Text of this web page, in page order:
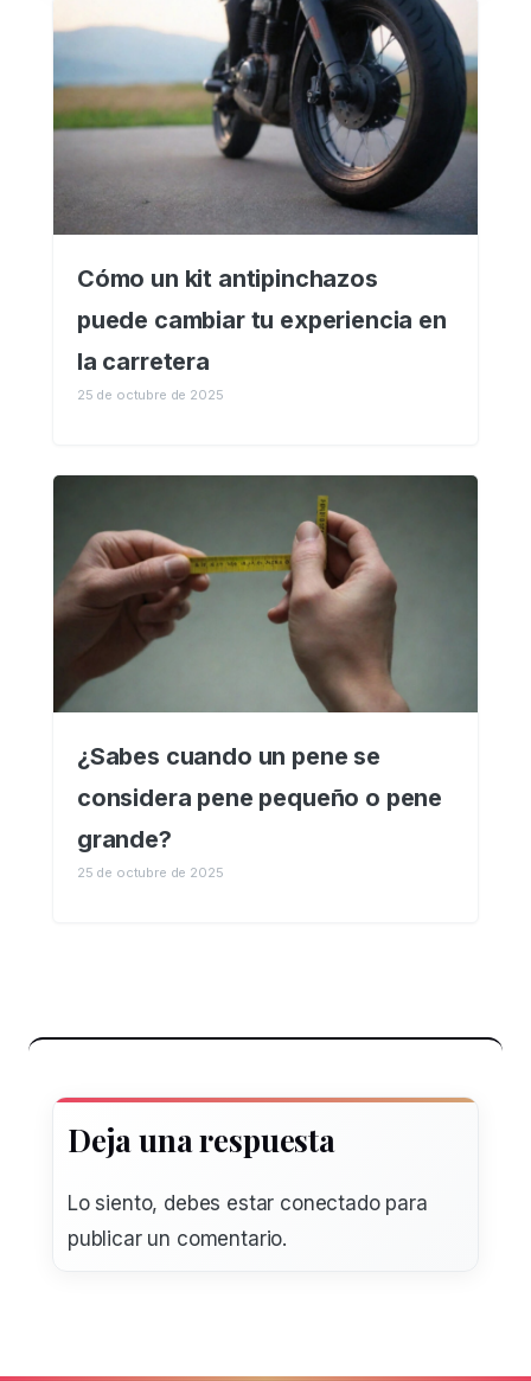
Cómo un kit antipinchazos
puede cambiar tu experiencia en
la carretera
25 de octubre de 2025
¿Sabes cuando un pene se
considera pene pequeño o pene
grande?
25 de octubre de 2025
Deja una respuesta
Lo siento, debes estar conectadopara
publicar un comentario.